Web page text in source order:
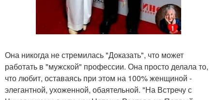
Она никогда не стремилась "Доказать", что может
работать в "мужской" профессии. Она просто делала то,
что любит, оставаясь при этом на 100% женщиной -
элегантной, ухоженной, обаятельной. "На Встречу с